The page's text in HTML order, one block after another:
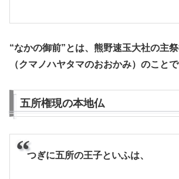
“なかの御前”とは、熊野速玉大社の主
（クマノハヤタマのおおかみ）のことで
五所権現の本地仏
つぎに五所の王子といふは、